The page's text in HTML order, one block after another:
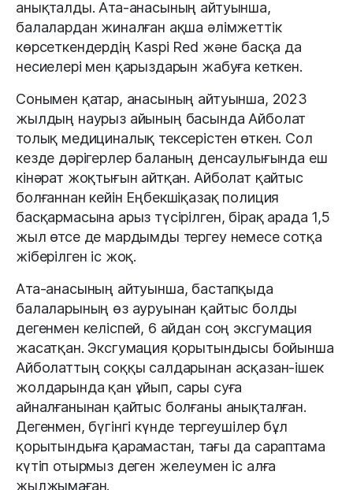
анықталды. Ата-анасының айтуынша,
балалардан жиналған ақша әлімжеттік
көрсеткендердің Kaspi Red және басқа да
несиелері мен қарыздарын жабуға кеткен.
Сонымен қатар, анасының айтуынша, 2023
жылдың наурыз айының басында Айболат
толық медициналық тексерістен өткен. Сол
кезде дәрігерлер баланың денсаулығында еш
кінәрат жоқтығын айтқан. Айболат қайтыс
болғаннан кейін Еңбекшіқазақ полиция
басқармасына арыз түсірілген, бірақ арада 1,5
жыл өтсе де мардымды тергеу немесе сотқа
жіберілген іс жоқ.
Ата-анасының айтуынша, бастапқыда
балаларының өз ауруынан қайтыс болды
дегенмен келіспей, 6 айдан соң эксгумация
жасатқан. Эксгумация қорытындысы бойынша
Айболаттың соққы салдарынан асқазан-ішек
жолдарында қан ұйып, сары суға
айналғанынан қайтыс болғаны анықталған.
Дегенмен, бүгінгі күнде тергеушілер бұл
қорытындыға қарамастан, тағы да сараптама
күтіп отырмыз деген желеумен іс алға
жылжымаған.